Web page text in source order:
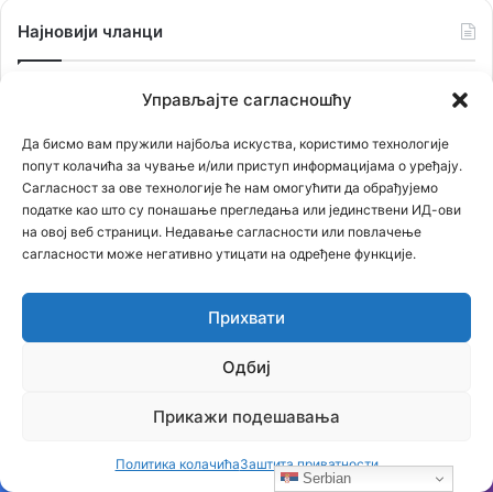
Управљајте сагласношћу
Да бисмо вам пружили најбоља искуства, користимо технологије
попут колачића за чување и/или приступ информацијама о уређају.
Сагласност за ове технологије ће нам омогућити да обрађујемо
податке као што су понашање прегледања или јединствени ИД-ови
на овој веб страници. Недавање сагласности или повлачење
сагласности може негативно утицати на одређене функције.
Прихвати
Одбиј
Прикажи подешавања
Политика колачићаЗаштита приватности
Најновији чланци
Бојанић: Шта нам доноси нови ЗОСОВ и зашто је прича о
Бојанић: СРБИЈА НЕ СМЕ ДА БИРА ТУЂЕ РАТОВЕ – МОРА
ДА БИРА СВОЈ ОПСТАНАК
09.08.2026
Бојанић: БЕОГРАЂАНИ У ЦАРИГРАДУ – ТРАГ БОЛНЕ СЕОБЕ
КОЈИ И ДАНАС ЖИВИ У ИМЕНУ БЕОГРАДСКЕ ШУМЕ
07.08.2026
Бојанић: Србија се буди – али тек сада почиње најважнија
Бојанић: ОЛУЈА… Битка за истину води се и бројкама
Наjпопуларније вести
Serbian